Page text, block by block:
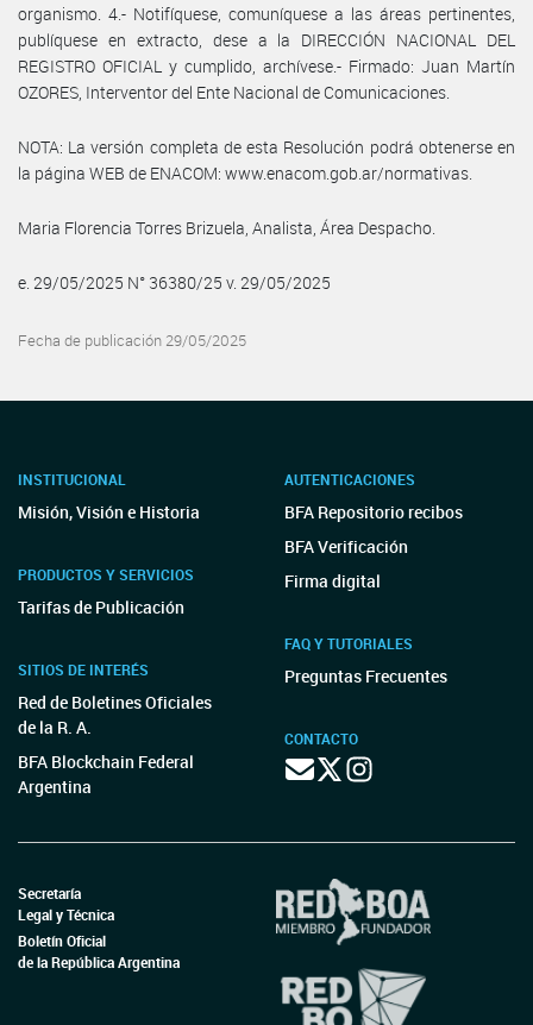
organismo. 4.- Notifíquese, comuníquese a las áreas pertinentes,
publíquese en extracto, dese a la DIRECCIÓN NACIONAL DEL
REGISTRO OFICIAL y cumplido, archívese.- Firmado: Juan Martín
OZORES, Interventor del Ente Nacional de Comunicaciones.
NOTA: La versión completa de esta Resolución podrá obtenerse en
la página WEB de ENACOM: www.enacom.gob.ar/normativas.
Maria Florencia Torres Brizuela, Analista, Área Despacho.
e. 29/05/2025 N° 36380/25 v. 29/05/2025
Fecha de publicación 29/05/2025
INSTITUCIONAL
Misión, Visión e Historia
PRODUCTOS Y SERVICIOS
Tarifas de Publicación
SITIOS DE INTERÉS
Red de Boletines Oficiales
de la R. A.
BFA Blockchain Federal
Argentina
AUTENTICACIONES
BFA Repositorio recibos
BFA Verificación
Firma digital
FAQ Y TUTORIALES
Preguntas Frecuentes
CONTACTO
Secretaría
Legal y Técnica
Boletín Oficial
de la República Argentina